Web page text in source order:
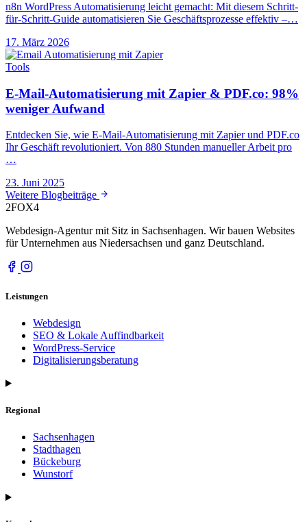
n8n WordPress Automatisierung leicht gemacht: Mit diesem Schritt-
für-Schritt-Guide automatisieren Sie Geschäftsprozesse effektiv –…
17. März 2026
Tools
E-Mail-Automatisierung mit Zapier & PDF.co: 98%
weniger Aufwand
Entdecken Sie, wie E-Mail-Automatisierung mit Zapier und PDF.co
Ihr Geschäft revolutioniert. Von 880 Stunden manueller Arbeit pro
…
23. Juni 2025
Weitere Blogbeiträge
2FOX4
Webdesign-Agentur mit Sitz in Sachsenhagen. Wir bauen Websites
für Unternehmen aus Niedersachsen und ganz Deutschland.
Leistungen
Webdesign
SEO & Lokale Auffindbarkeit
WordPress-Service
Digitalisierungsberatung
Regional
Sachsenhagen
Stadthagen
Bückeburg
Wunstorf